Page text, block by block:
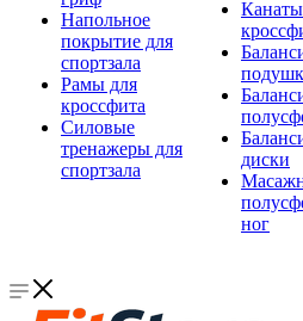
Напольное
покрытие для
спортзала
Рамы для
кроссфита
Силовые
тренажеры для
спортзала
диски
ног